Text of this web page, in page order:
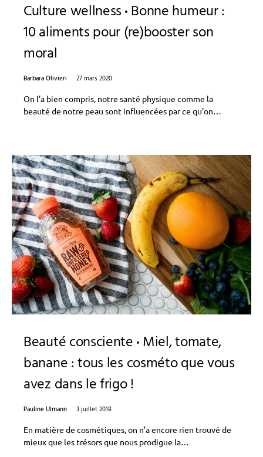
Culture wellness Bonne humeur :
10 aliments pour (re)booster son
moral
Barbara Olivieri
27 mars 2020
On l’a bien compris, notre santé physique comme la
beauté de notre peau sont influencées par ce qu’on…
Beauté consciente Miel, tomate,
banane : tous les cosméto que vous
avez dans le frigo !
Pauline Ulmann
3 juillet 2018
En matière de cosmétiques, on n’a encore rien trouvé de
mieux que les trésors que nous prodigue la…